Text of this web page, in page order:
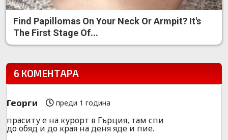
Find Papillomas On Your Neck Or Armpit? It's
The First Stage Of...
6 КОМЕНТАРА
Георги преди 1 година
праситу е на курорт в Гърция, там спи
до обяд и до края на деня яде и пие.